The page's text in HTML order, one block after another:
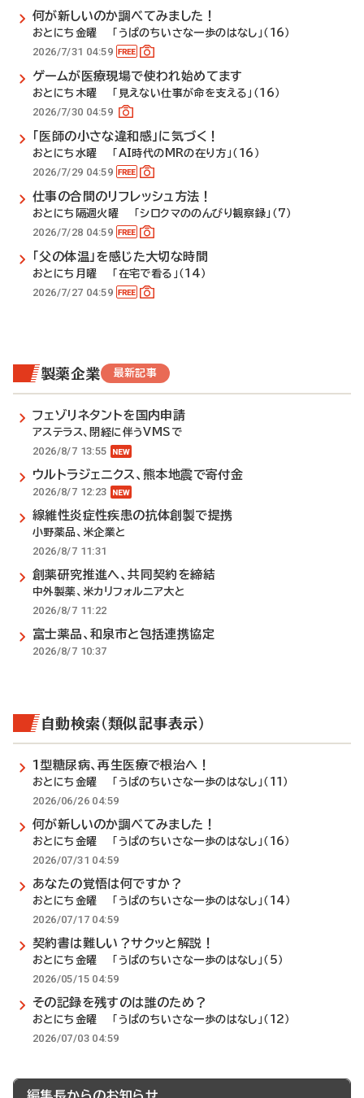
何が新しいのか調べてみました！
おとにち金曜 「うぱのちいさな一歩のはなし」（16）
2026/7/31 04:59
ゲームが医療現場で使われ始めてます
おとにち木曜 「見えない仕事が命を支える」（16）
2026/7/30 04:59
「医師の小さな違和感」に気づく！
おとにち水曜 「AI時代のMRの在り方」（16）
2026/7/29 04:59
仕事の合間のリフレッシュ方法！
おとにち隔週火曜 「シロクマののんびり観察録」（7）
2026/7/28 04:59
「父の体温」を感じた大切な時間
おとにち月曜 「在宅で看る」（14）
2026/7/27 04:59
製薬企業 最新記事
フェゾリネタントを国内申請
アステラス、閉経に伴うVMSで
2026/8/7 13:55
ウルトラジェニクス、熊本地震で寄付金
2026/8/7 12:23
線維性炎症性疾患の抗体創製で提携
小野薬品、米企業と
2026/8/7 11:31
創薬研究推進へ、共同契約を締結
中外製薬、米カリフォルニア大と
2026/8/7 11:22
富士薬品、和泉市と包括連携協定
2026/8/7 10:37
自動検索（類似記事表示）
1型糖尿病、再生医療で根治へ！
おとにち金曜 「うぱのちいさな一歩のはなし」（11）
2026/06/26 04:59
何が新しいのか調べてみました！
おとにち金曜 「うぱのちいさな一歩のはなし」（16）
2026/07/31 04:59
あなたの覚悟は何ですか？
おとにち金曜 「うぱのちいさな一歩のはなし」（14）
2026/07/17 04:59
契約書は難しい？サクッと解説！
おとにち金曜 「うぱのちいさな一歩のはなし」（5）
2026/05/15 04:59
その記録を残すのは誰のため？
おとにち金曜 「うぱのちいさな一歩のはなし」（12）
2026/07/03 04:59